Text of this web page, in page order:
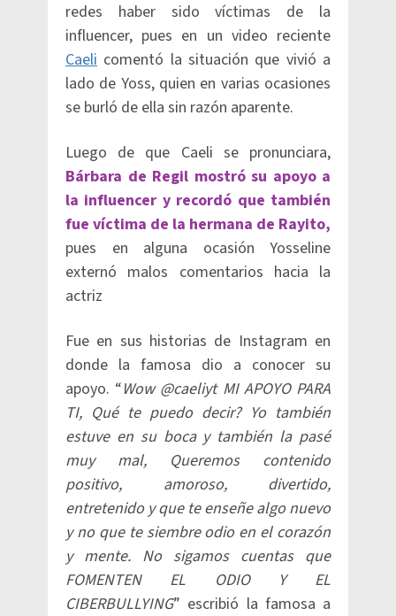
redes haber sido víctimas de la
influencer, pues en un video reciente
Caeli comentó la situación que vivió a
lado de Yoss, quien en varias ocasiones
se burló de ella sin razón aparente.
Luego de que Caeli se pronunciara,
Bárbara de Regil mostró su apoyo a
la influencer y recordó que también
fue víctima de la hermana de Rayito,
pues en alguna ocasión Yosseline
externó malos comentarios hacia la
actriz
Fue en sus historias de Instagram en
donde la famosa dio a conocer su
apoyo. “Wow @caeliyt MI APOYO PARA
TI, Qué te puedo decir? Yo también
estuve en su boca y también la pasé
muy mal, Queremos contenido
positivo, amoroso, divertido,
entretenido y que te enseñe algo nuevo
y no que te siembre odio en el corazón
y mente. No sigamos cuentas que
FOMENTEN EL ODIO Y EL
CIBERBULLYING” escribió la famosa a